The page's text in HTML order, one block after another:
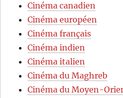
Cinéma canadien
Cinéma européen
Cinéma français
Cinéma indien
Cinéma italien
Cinéma du Maghreb
Cinéma du Moyen-